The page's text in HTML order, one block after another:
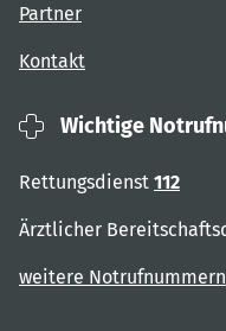
Partner
Kontakt
Wichtige
Rettungsdienst 112
Ärztlicher
weitere Notrufnummern